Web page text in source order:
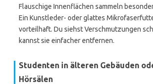
Flauschige Innenflächen sammeln
Ein Kunstleder- oder glattes
vorteilhaft. Du siehst Verschmutzungen
kannst sie einfacher entfernen.
Studenten in älteren Gebäuden
Hörsälen